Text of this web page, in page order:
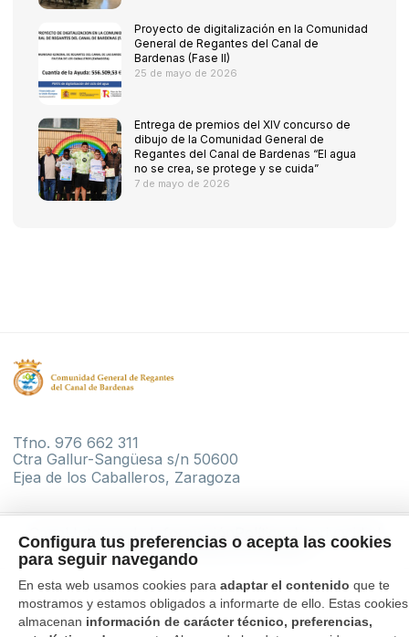
Configura tus preferencias o acepta las cookies
para seguir navegando
En esta web usamos cookies para adaptar el contenido que te
mostramos y estamos obligados a informarte de ello. Estas cookies
almacenan información de carácter técnico, preferencias,
Proyecto de digitalización en la Comunidad
General de Regantes del Canal de
Bardenas (Fase II)
25 de mayo de 2026
Entrega de premios del XIV concurso de
dibujo de la Comunidad General de
Regantes del Canal de Bardenas “El agua
no se crea, se protege y se cuida”
7 de mayo de 2026
Tfno. 976 662 311
Ctra Gallur-Sangüesa s/n 50600
Ejea de los Caballeros, Zaragoza
Canal Interno de Información
Política de privacidad
Aviso LegalPolítica de cookies